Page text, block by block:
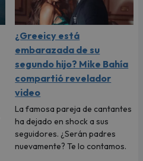
¿Greeicy está
embarazada de su
segundo hijo? Mike Bahía
compartió revelador
video
La famosa pareja de cantantes
ha dejado en shock a sus
seguidores. ¿Serán padres
nuevamente? Te lo contamos.